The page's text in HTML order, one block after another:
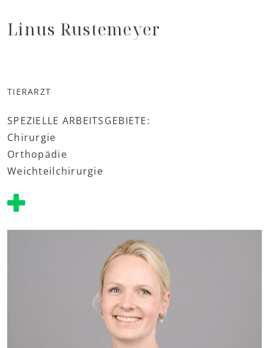
Linus Rustemeyer
TIERARZT
SPEZIELLE ARBEITSGEBIETE:
Chirurgie
Orthopädie
Weichteilchirurgie